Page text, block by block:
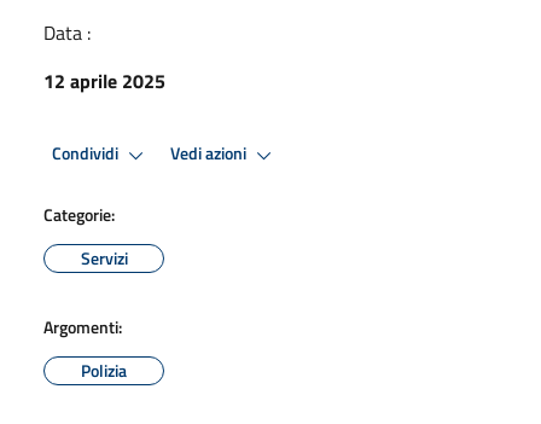
Data :
12 aprile 2025
Condividi Vedi azioni
Categorie:
Servizi
Argomenti:
Polizia